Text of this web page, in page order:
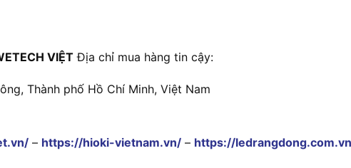
VIỆT Địa chỉ mua hàng tin cậy:
Thành phố Hồ Chí Minh, Việt Nam
– https://hioki-vietnam.vn/ – https://